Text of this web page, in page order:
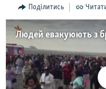
Перейти
до
пошуку
ПОГЛЯД
ІНТЕРВ'Ю
ВСЕ ЗА ДЕНЬ
СПЕЦПРОЕКТИ
ДЕПОРТАЦІЯ
ЯК ОБІЙТИ БЛОКУВАННЯ
Поділитись
No media